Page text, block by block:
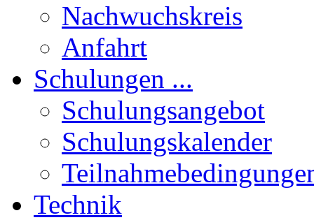
Nachwuchskreis
Anfahrt
Schulungen ...
Schulungsangebot
Schulungskalender
Technik